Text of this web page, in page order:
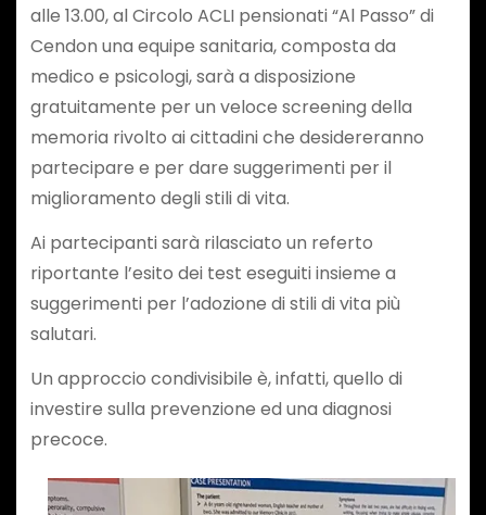
alle 13.00, al Circolo ACLI pensionati “Al Passo” di
Cendon una equipe sanitaria, composta da
medico e psicologi, sarà a disposizione
gratuitamente per un veloce screening della
memoria rivolto ai cittadini che desidereranno
partecipare e per dare suggerimenti per il
miglioramento degli stili di vita.
Ai partecipanti sarà rilasciato un referto
riportante l’esito dei test eseguiti insieme a
suggerimenti per l’adozione di stili di vita più
salutari.
Un approccio condivisibile è, infatti, quello di
investire sulla prevenzione ed una diagnosi
precoce.